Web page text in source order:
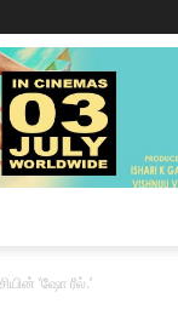
’ஷோ ரீல்.’